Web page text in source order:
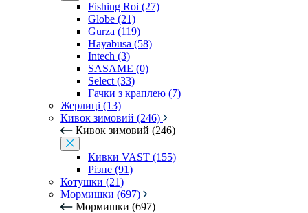
Fishing Roi (27)
Globe (21)
Gurza (119)
Hayabusa (58)
Intech (3)
SASAME (0)
Select (33)
Гачки з краплею (7)
Жерлиці (13)
Кивок зимовий (246)
Кивок зимовий (246)
Кивки VAST (155)
Різне (91)
Котушки (21)
Мормишки (697)
Мормишки (697)